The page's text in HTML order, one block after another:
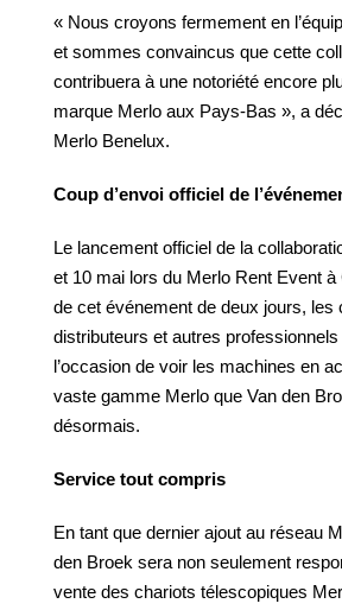
« Nous croyons fermement en
et sommes convaincus que cette
contribuera à une notoriété encore
marque Merlo aux Pays-Bas », a
Merlo Benelux.
Coup d’envoi officiel de
Le lancement officiel de la
et 10 mai lors du Merlo Rent Event à
de cet événement de deux jours, les
distributeurs et autres
l’occasion de voir les machines en
vaste gamme Merlo que Van den
désormais.
Service tout compris
En tant que dernier ajout au réseau
den Broek sera non seulement
vente des chariots télescopiques